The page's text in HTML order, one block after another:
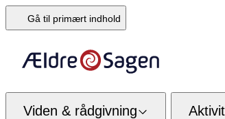
Gå til primært indhold
Viden & rådgivning